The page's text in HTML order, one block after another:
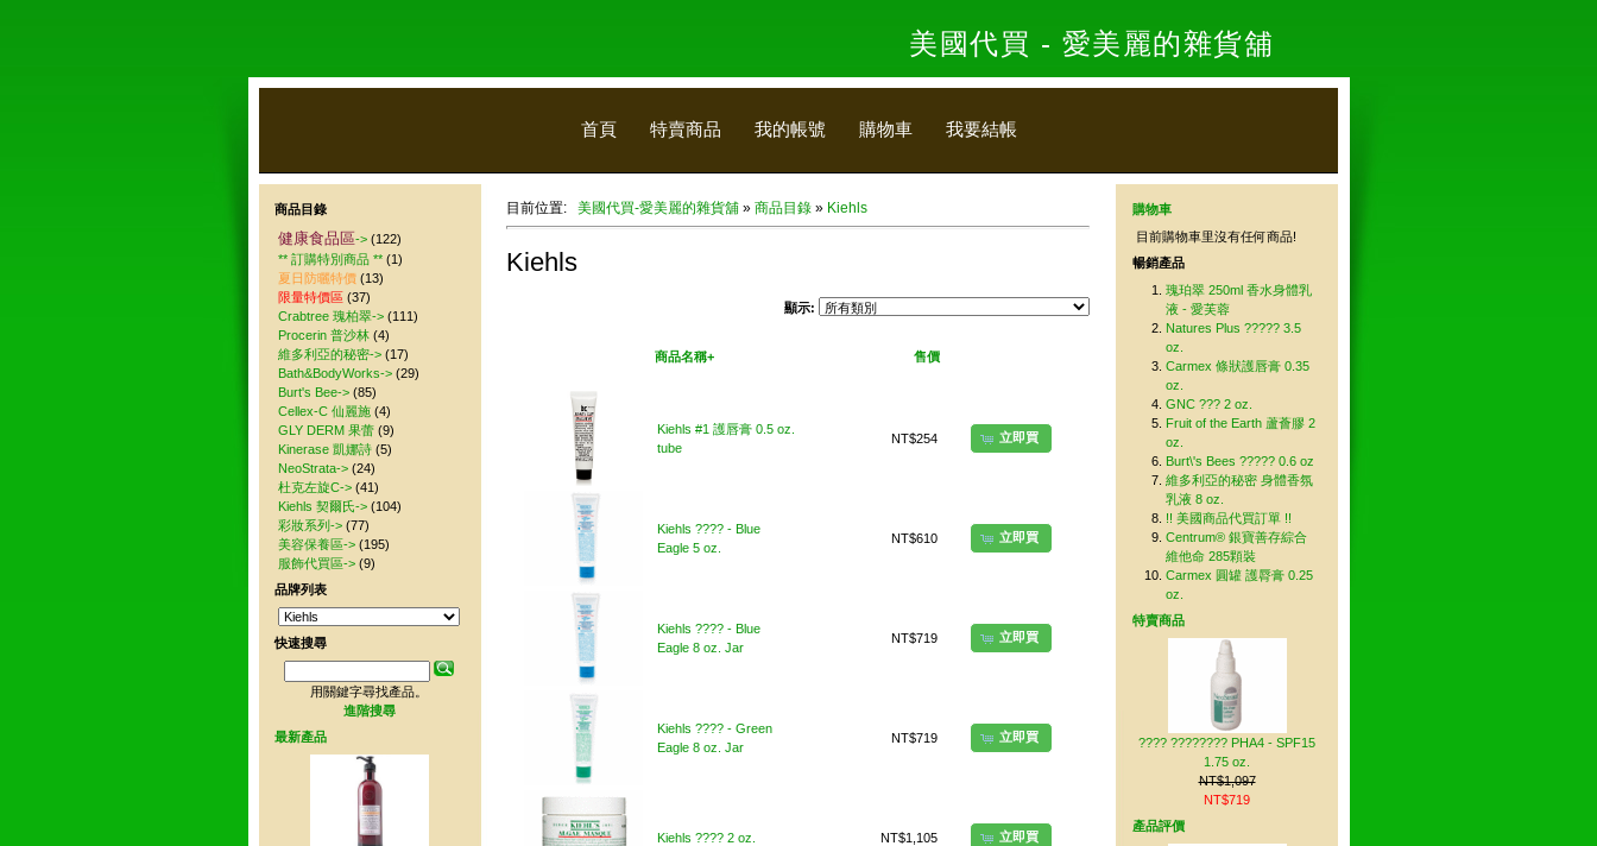
首頁 特賣商品 我的帳號 購物車 我要結帳
目前位置: 美國代買-愛美麗的雜貨舖 » 商品目錄 » Kiehls
Kiehls
顯示:
商品名稱+ 售價
Kiehls #1 護唇膏 0.5 oz.
tube
NT$254 立即買
Kiehls ???? - Blue
Eagle 5 oz.
NT$610 立即買
Kiehls ???? - Blue
Eagle 8 oz. Jar
NT$719 立即買
Kiehls ???? - Green
Eagle 8 oz. Jar
NT$719 立即買
Kiehls ???? 2 oz. NT$1,105 立即買
商品目錄
健康食品區-> (122)
** 訂購特別商品 ** (1)
夏日防曬特價 (13)
限量特價區 (37)
Crabtree 瑰柏翠-> (111)
Procerin 普沙林 (4)
維多利亞的秘密-> (17)
Bath&BodyWorks-> (29)
Burt's Bee-> (85)
Cellex-C 仙麗施 (4)
GLY DERM 果蕾 (9)
Kinerase 凱娜詩 (5)
NeoStrata-> (24)
杜克左旋C-> (41)
Kiehls 契爾氏-> (104)
彩妝系列-> (77)
美容保養區-> (195)
服飾代買區-> (9)
品牌列表
快速搜尋
用關鍵字尋找產品。
進階搜尋
最新產品
購物車
目前購物車里沒有任何商品!
暢銷產品
瑰珀翠 250ml 香水身體乳
液 - 愛芙蓉
Natures Plus ????? 3.5
oz.
Carmex 條狀護唇膏 0.35
oz.
GNC ??? 2 oz.
Fruit of the Earth 蘆薈膠 2
oz.
Burt\'s Bees ????? 0.6 oz
維多利亞的秘密 身體香氛
乳液 8 oz.
!! 美國商品代買訂單 !!
Centrum® 銀寶善存綜合
維他命 285顆裝
Carmex 圓罐 護脣膏 0.25
oz.
特賣商品
???? ???????? PHA4 - SPF15
1.75 oz.
NT$1,097
NT$719
產品評價
美國代買 - 愛美麗的雜貨舖